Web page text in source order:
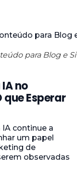
para Blog e
no
Esperar
continue a
um papel
de
observadas